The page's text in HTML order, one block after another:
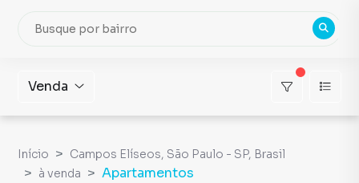
Venda
Início
Campos Elíseos, São Paulo - SP, Brasil
à venda
Apartamentos